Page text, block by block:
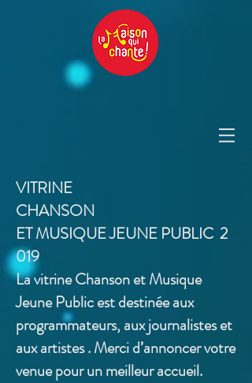
VITRINE
CHANSON
ET MUSIQUE JEUNE PUBLIC 2
019
La vitrine Chanson et Musique
Jeune Public est destinée aux
programmateurs, aux journalistes et
aux artistes . Merci d’annoncer votre
venue pour un meilleur accueil.